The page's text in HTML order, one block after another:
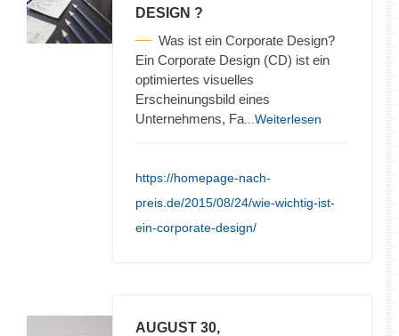
DESIGN ?
Was ist ein Corporate Design?
Ein Corporate Design (CD) ist ein
optimiertes visuelles
Erscheinungsbild eines
Unternehmens, Fa ...Weiterlesen
https://homepage-nach-
preis.de/2015/08/24/wie-wichtig-ist-
ein-corporate-design/
AUGUST 30,